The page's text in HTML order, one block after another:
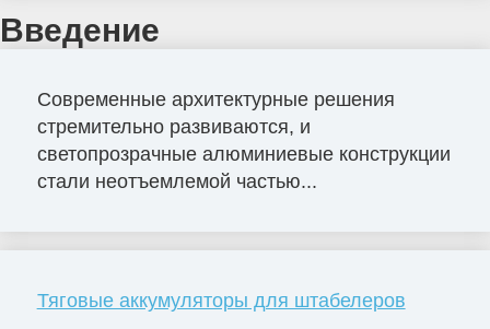
Введение
Современные архитектурные решения
стремительно развиваются, и
светопрозрачные алюминиевые конструкции
стали неотъемлемой частью...
Тяговые аккумуляторы для штабелеров